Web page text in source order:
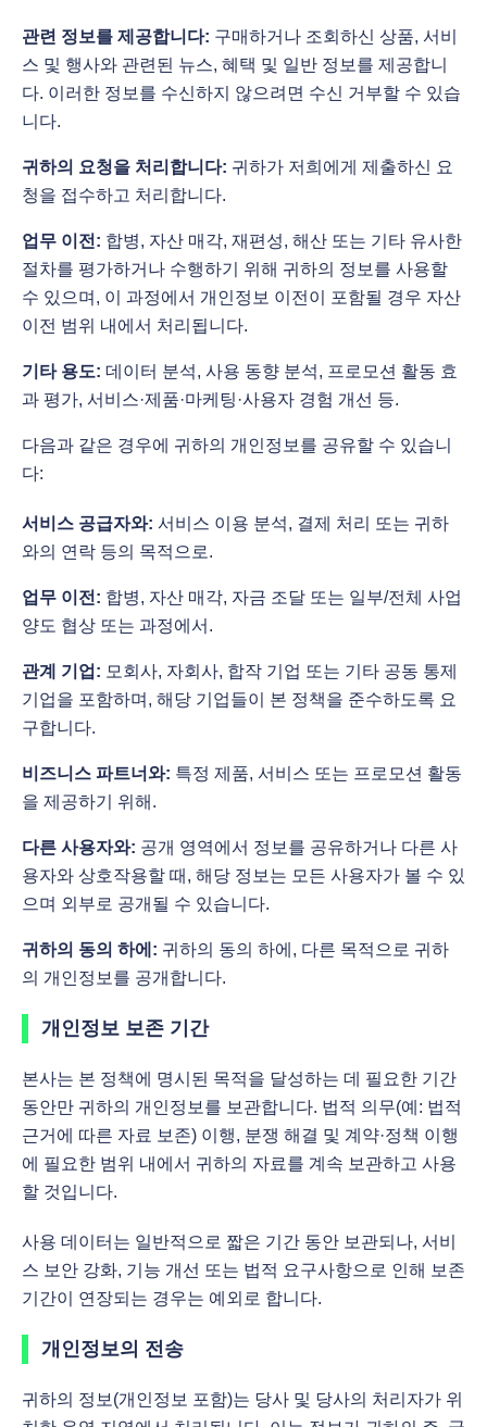
관련 정보를 제공합니다: 구매하거나 조회하신 상품, 서비
스 및 행사와 관련된 뉴스, 혜택 및 일반 정보를 제공합니
다. 이러한 정보를 수신하지 않으려면 수신 거부할 수 있습
니다.
귀하의 요청을 처리합니다: 귀하가 저희에게 제출하신 요
청을 접수하고 처리합니다.
업무 이전: 합병, 자산 매각, 재편성, 해산 또는 기타 유사한
절차를 평가하거나 수행하기 위해 귀하의 정보를 사용할
수 있으며, 이 과정에서 개인정보 이전이 포함될 경우 자산
이전 범위 내에서 처리됩니다.
기타 용도: 데이터 분석, 사용 동향 분석, 프로모션 활동 효
과 평가, 서비스·제품·마케팅·사용자 경험 개선 등.
다음과 같은 경우에 귀하의 개인정보를 공유할 수 있습니
다:
서비스 공급자와: 서비스 이용 분석, 결제 처리 또는 귀하
와의 연락 등의 목적으로.
업무 이전: 합병, 자산 매각, 자금 조달 또는 일부/전체 사업
양도 협상 또는 과정에서.
관계 기업: 모회사, 자회사, 합작 기업 또는 기타 공동 통제
기업을 포함하며, 해당 기업들이 본 정책을 준수하도록 요
구합니다.
비즈니스 파트너와: 특정 제품, 서비스 또는 프로모션 활동
을 제공하기 위해.
다른 사용자와: 공개 영역에서 정보를 공유하거나 다른 사
용자와 상호작용할 때, 해당 정보는 모든 사용자가 볼 수 있
으며 외부로 공개될 수 있습니다.
귀하의 동의 하에: 귀하의 동의 하에, 다른 목적으로 귀하
의 개인정보를 공개합니다.
개인정보 보존 기간
본사는 본 정책에 명시된 목적을 달성하는 데 필요한 기간
동안만 귀하의 개인정보를 보관합니다. 법적 의무(예: 법적
근거에 따른 자료 보존) 이행, 분쟁 해결 및 계약·정책 이행
에 필요한 범위 내에서 귀하의 자료를 계속 보관하고 사용
할 것입니다.
사용 데이터는 일반적으로 짧은 기간 동안 보관되나, 서비
스 보안 강화, 기능 개선 또는 법적 요구사항으로 인해 보존
기간이 연장되는 경우는 예외로 합니다.
개인정보의 전송
귀하의 정보(개인정보 포함)는 당사 및 당사의 처리자가 위